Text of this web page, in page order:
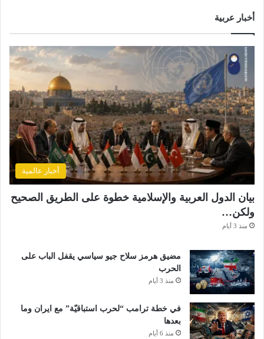
أخبار عربية
أخبار عالمية
بيان الدول العربية والإسلامية خطوة على الطريق الصحيح
ولكن…
منذ 3 أيام
مضيق هرمز سلاح جيو سياسي يقفل الباب على
الحرب
منذ 3 أيام
في خطة ترامب “لحرب استباقيّة” مع ايران وما
بعدها
منذ 6 أيام